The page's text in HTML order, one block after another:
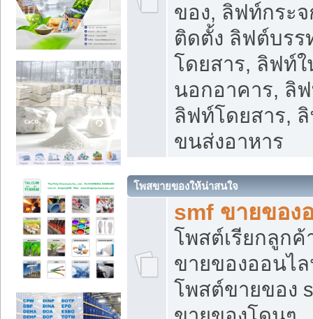
ของ, ลิฟท์กระ
ติดตั้ง ลิฟต์บร
โดยสาร, ลิฟท์
นอกอาคาร, ลิ
ลิฟท์โดยสาร,
ขนส่งอาหาร
โพสขายของให้น่าสนใจ
smf ขายของ
โพสต์เรียกลูกค้
ขายของออนไ
โพสต์ขายของ